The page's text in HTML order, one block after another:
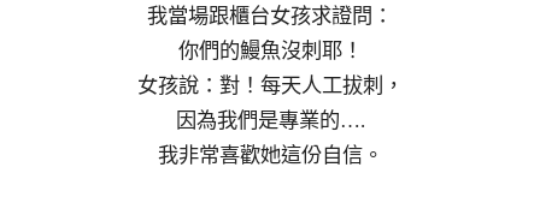
我當場跟櫃台女孩求證問：
你們的鰻魚沒刺耶！
女孩說：對！每天人工拔刺，
因為我們是專業的….
我非常喜歡她這份自信。